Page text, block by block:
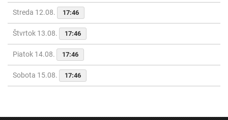
Streda 12.08. 17:46
Štvrtok 13.08. 17:46
Piatok 14.08. 17:46
Sobota 15.08. 17:46